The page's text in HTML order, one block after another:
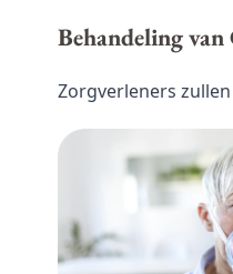
Behandeling
Zorgverleners